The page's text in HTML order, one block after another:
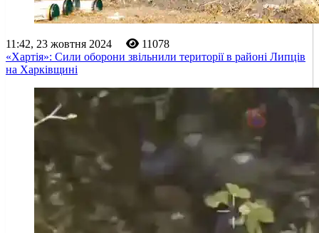
11:42, 23 жовтня 2024
11078
«Хартія»: Сили оборони звільнили території в районі Липців
на Харківщині